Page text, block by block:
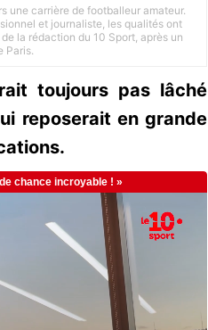
une carrière de footballeur amateur.
et journaliste, les qualités ont
la rédaction du 10 Sport, après un
Paris.
toujours pas lâché
reposerait en grande